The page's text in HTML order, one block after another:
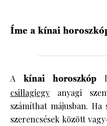
Íme a kínai
A kínai horoszkóp
csillagjegy anyagi
számíthat májusban.
szerencsések között